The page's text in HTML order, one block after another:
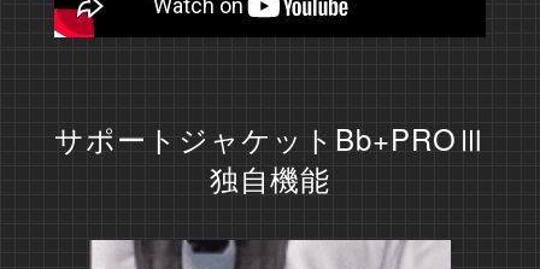
サポートジャケットBb+PROⅢ
独自機能